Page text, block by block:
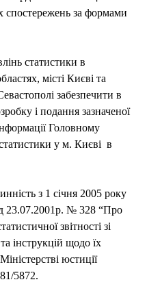
спостережень за формами
статистики в
місті Києві та
забезпечити в
і подання зазначеної
Головному
у м. Києві в
з 1 січня 2005 року
23.07.2001р. № 328 “Про
звітності зі
інструкцій щодо їх
юстиції
5872.